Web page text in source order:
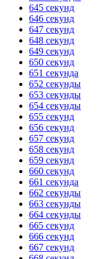
645 секунд
646 секунд
647 секунд
648 секунд
649 секунд
650 секунд
651 секунда
652 секунды
653 секунды
654 секунды
655 секунд
656 секунд
657 секунд
658 секунд
659 секунд
660 секунд
661 секунда
662 секунды
663 секунды
664 секунды
665 секунд
666 секунд
667 секунд